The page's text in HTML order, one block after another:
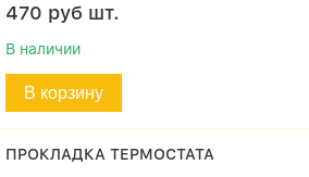
470 руб шт.
В наличии
В корзину
ПРОКЛАДКА ТЕРМОСТАТА